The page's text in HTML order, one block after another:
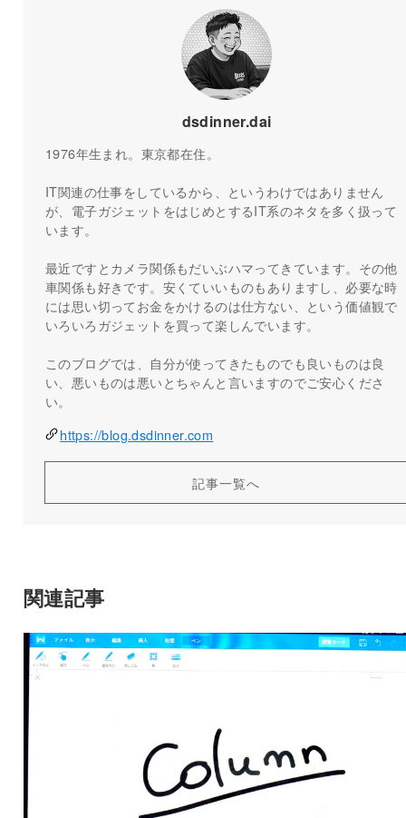
dsdinner.dai
1976年生まれ。東京都在住。
IT関連の仕事をしているから、というわけではありません
が、電子ガジェットをはじめとするIT系のネタを多く扱って
います。
最近ですとカメラ関係もだいぶハマってきています。その他
車関係も好きです。安くていいものもありますし、必要な時
には思い切ってお金をかけるのは仕方ない、という価値観で
いろいろガジェットを買って楽しんでいます。
このブログでは、自分が使ってきたものでも良いものは良
い、悪いものは悪いとちゃんと言いますのでご安心くださ
い。
https://blog.dsdinner.com
記事一覧へ
関連記事